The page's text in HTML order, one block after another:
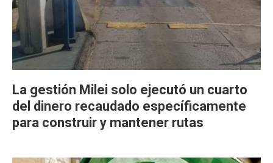
La gestión Milei solo ejecutó un cuarto
del dinero recaudado específicamente
para construir y mantener rutas